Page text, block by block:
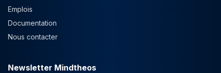
Emplois
Documentation
Nous contacter
Newsletter Mindtheos